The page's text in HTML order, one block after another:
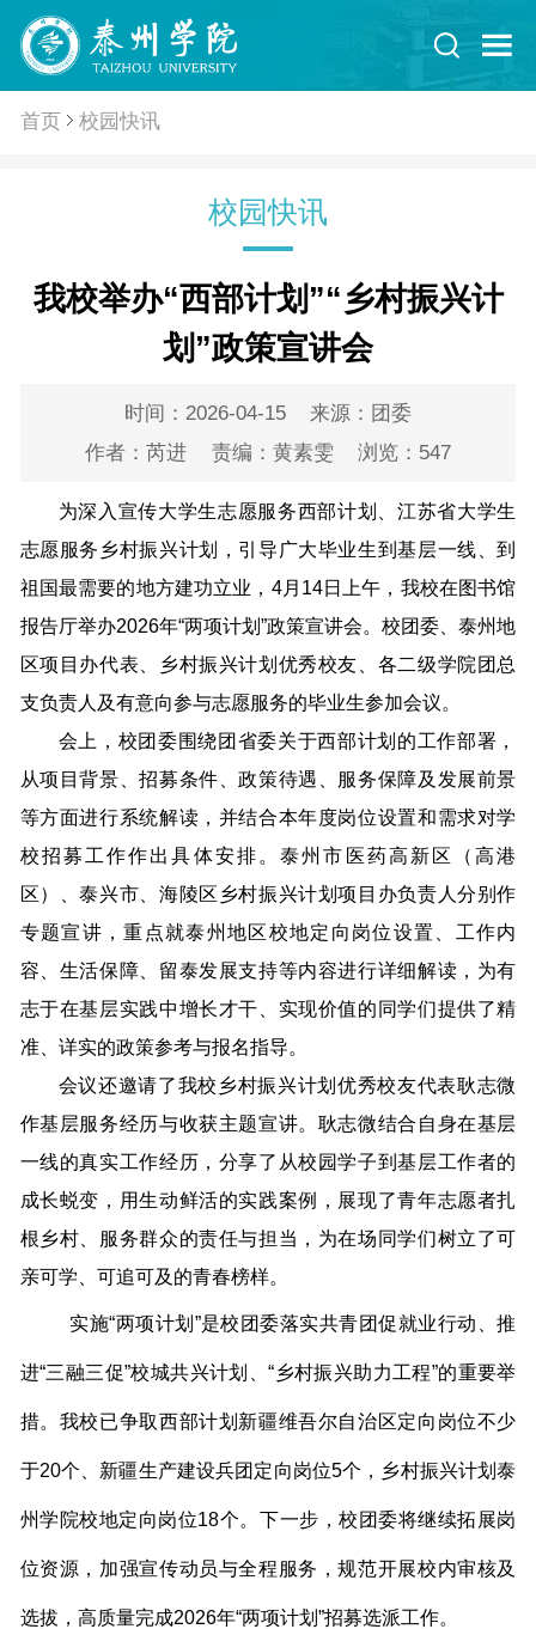
首页 校园快讯
校园快讯
我校举办“西部计划”“乡村振兴计
划”政策宣讲会
时间：2026-04-15
来源：团委
作者：芮进
责编：黄素雯 浏览： 547
为深入宣传大学生志愿服务西部计划、江苏省大学生
志愿服务乡村振兴计划，引导广大毕业生到基层一线、到
祖国最需要的地方建功立业，4月14日上午，我校在图书馆
报告厅举办2026年“两项计划”政策宣讲会。校团委、泰州地
区项目办代表、乡村振兴计划优秀校友、各二级学院团总
支负责人及有意向参与志愿服务的毕业生参加会议。
会上，校团委围绕团省委关于西部计划的工作部署，
从项目背景、招募条件、政策待遇、服务保障及发展前景
等方面进行系统解读，并结合本年度岗位设置和需求对学
校招募工作作出具体安排。泰州市医药高新区（高港
区）、泰兴市、海陵区乡村振兴计划项目办负责人分别作
专题宣讲，重点就泰州地区校地定向岗位设置、工作内
容、生活保障、留泰发展支持等内容进行详细解读，为有
志于在基层实践中增长才干、实现价值的同学们提供了精
准、详实的政策参考与报名指导。
会议还邀请了我校乡村振兴计划优秀校友代表耿志微
作基层服务经历与收获主题宣讲。耿志微结合自身在基层
一线的真实工作经历，分享了从校园学子到基层工作者的
成长蜕变，用生动鲜活的实践案例，展现了青年志愿者扎
根乡村、服务群众的责任与担当，为在场同学们树立了可
亲可学、可追可及的青春榜样。
实施“两项计划”是校团委落实共青团促就业行动、推
进“三融三促”校城共兴计划、“乡村振兴助力工程”的重要举
措。我校已争取西部计划新疆维吾尔自治区定向岗位不少
于20个、新疆生产建设兵团定向岗位5个，乡村振兴计划泰
州学院校地定向岗位18个。下一步，校团委将继续拓展岗
位资源，加强宣传动员与全程服务，规范开展校内审核及
选拔，高质量完成2026年“两项计划”招募选派工作。